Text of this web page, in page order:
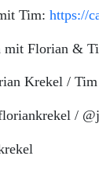
Tim: https://
mit Florian &
Krekel / Tim
/